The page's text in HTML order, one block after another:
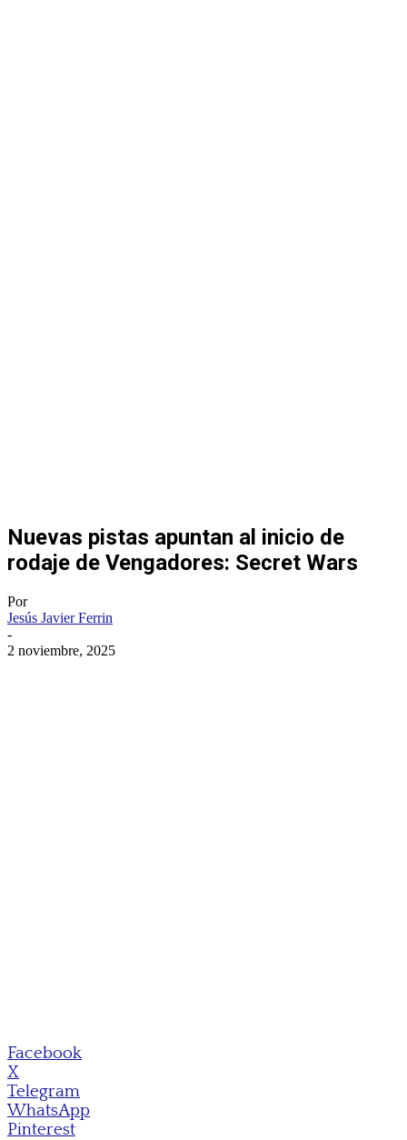
Nuevas pistas apuntan al inicio de
rodaje de Vengadores: Secret Wars
Por
Jesús Javier Ferrin
-
2 noviembre, 2025
Facebook
X
Telegram
WhatsApp
Pinterest